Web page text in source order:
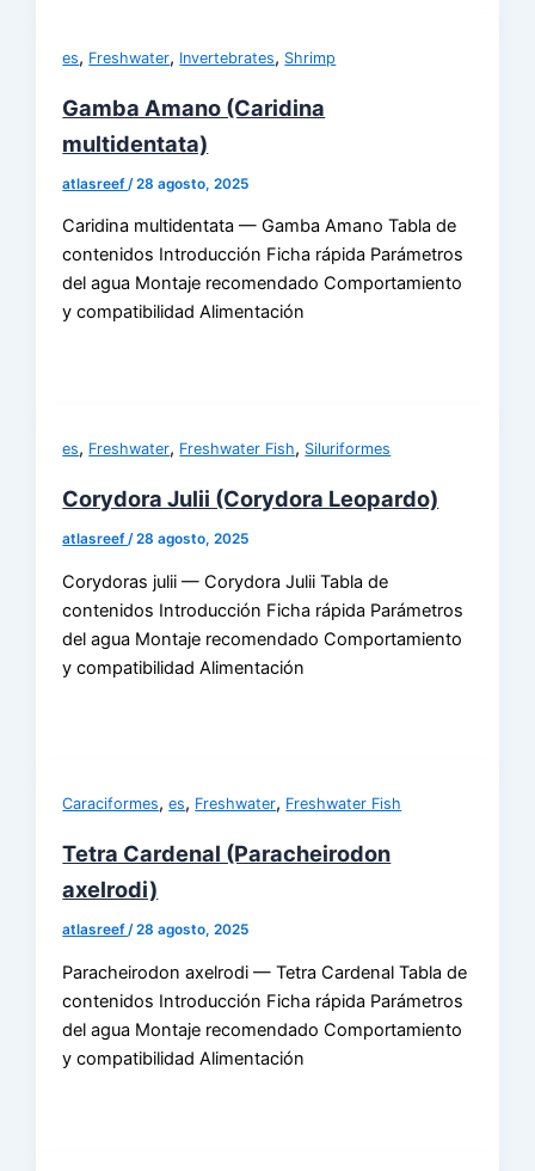
es, Freshwater, Invertebrates, Shrimp
Gamba Amano (Caridina
multidentata)
atlasreef /28 agosto, 2025
Caridina multidentata — Gamba Amano Tabla de
contenidos Introducción Ficha rápida Parámetros
del agua Montaje recomendado Comportamiento
y compatibilidad Alimentación
es, Freshwater, Freshwater Fish, Siluriformes
Corydora Julii (Corydora Leopardo)
atlasreef/28 agosto, 2025
Corydoras julii — Corydora Julii Tabla de
contenidos Introducción Ficha rápida Parámetros
del agua Montaje recomendado Comportamiento
y compatibilidad Alimentación
Caraciformes,es, Freshwater, Freshwater Fish
Tetra Cardenal (Paracheirodon
axelrodi)
atlasreef/28 agosto, 2025
Paracheirodon axelrodi — Tetra Cardenal Tabla de
contenidos Introducción Ficha rápida Parámetros
del agua Montaje recomendado Comportamiento
y compatibilidad Alimentación